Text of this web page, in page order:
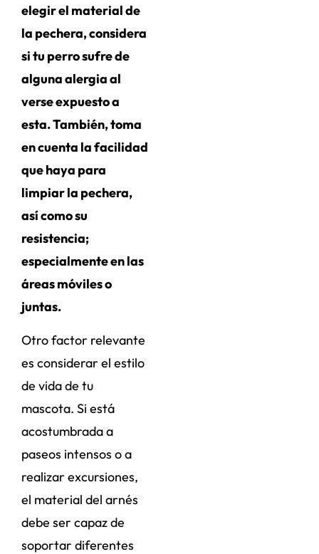
elegir el material de
la pechera, considera
si tu perro sufre de
alguna alergia al
verse expuesto a
esta. También, toma
en cuenta la facilidad
que haya para
limpiar la pechera,
así como su
resistencia;
especialmente en las
áreas móviles o
juntas.
Otro factor relevante
es considerar el estilo
de vida de tu
mascota. Si está
acostumbrada a
paseos intensos o a
realizar excursiones,
el material del arnés
debe ser capaz de
soportar diferentes